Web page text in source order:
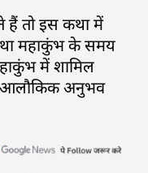
हैं तो इस कथा में
महाकुंभ के समय
में शामिल
आलौकिक अनुभव